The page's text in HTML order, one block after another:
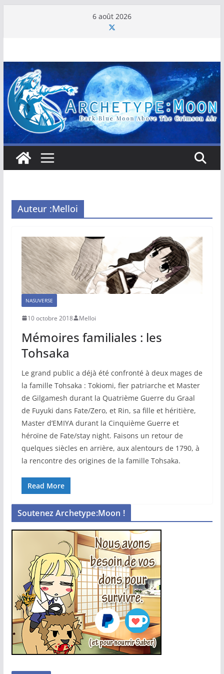
6 août 2026
Auteur :Melloi
NASUVERSE
10 octobre 2018 Melloi
Mémoires familiales : les
Tohsaka
Le grand public a déjà été confronté à deux mages de
la famille Tohsaka : Tokiomi, fier patriarche et Master
de Gilgamesh durant la Quatrième Guerre du Graal
de Fuyuki dans Fate/Zero, et Rin, sa fille et héritière,
Master d’EMIYA durant la Cinquième Guerre et
héroïne de Fate/stay night. Faisons un retour de
quelques siècles en arrière, aux alentours de 1790, à
la rencontre des origines de la famille Tohsaka.
Read More
Soutenez Archetype:Moon !